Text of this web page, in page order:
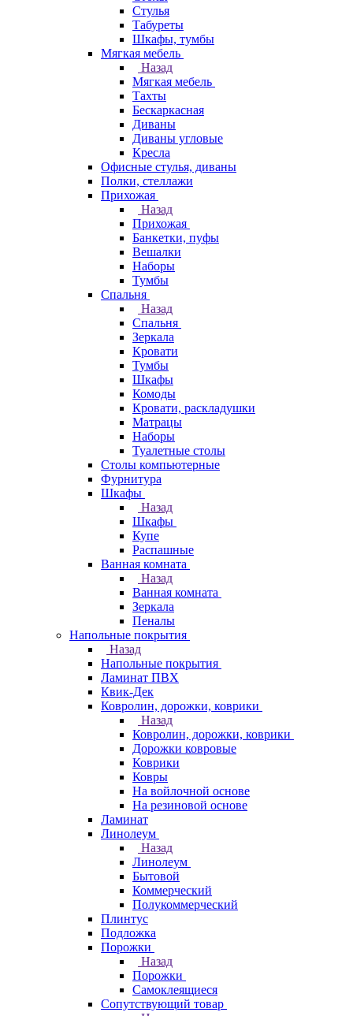
Стулья
Табуреты
Шкафы, тумбы
Мягкая мебель
Назад
Мягкая мебель
Тахты
Бескаркасная
Диваны
Диваны угловые
Кресла
Офисные стулья, диваны
Полки, стеллажи
Прихожая
Назад
Прихожая
Банкетки, пуфы
Вешалки
Наборы
Тумбы
Спальня
Назад
Спальня
Зеркала
Кровати
Тумбы
Шкафы
Комоды
Кровати, раскладушки
Матрацы
Наборы
Туалетные столы
Столы компьютерные
Фурнитура
Шкафы
Назад
Шкафы
Купе
Распашные
Ванная комната
Назад
Ванная комната
Зеркала
Пеналы
Напольные покрытия
Назад
Напольные покрытия
Ламинат ПВХ
Квик-Дек
Ковролин, дорожки, коврики
Назад
Ковролин, дорожки, коврики
Дорожки ковровые
Коврики
Ковры
На войлочной основе
На резиновой основе
Ламинат
Линолеум
Назад
Линолеум
Бытовой
Коммерческий
Полукоммерческий
Плинтус
Подложка
Порожки
Назад
Порожки
Самоклеящиеся
Сопутствующий товар